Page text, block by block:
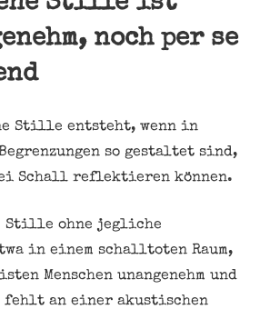
noch per se
Stille entsteht, wenn in
so gestaltet sind,
Schall reflektieren können.
Stille ohne jegliche
in einem schalltoten Raum,
Menschen unangenehm und
fehlt an einer akustischen